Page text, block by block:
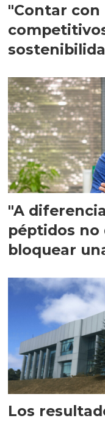
"Contar con
"A
péptidos no
bloquear
Los